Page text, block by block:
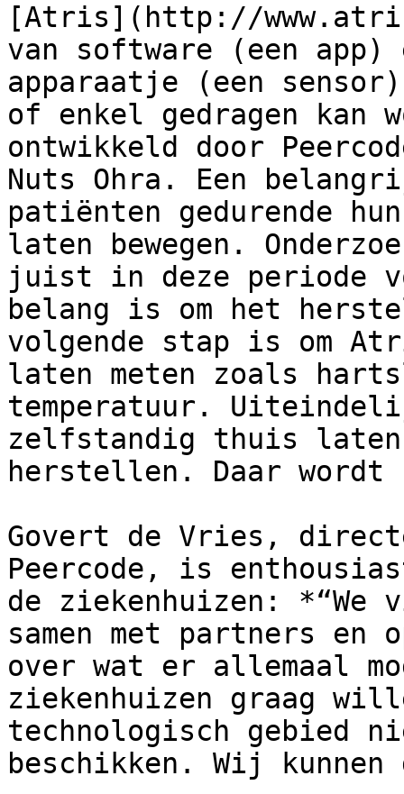
[Atris](http://
van software (een
apparaatje (een
of enkel gedragen kan
ontwikkeld door
Nuts Ohra. Een
patiënten gedurende
laten bewegen.
juist in deze periode
belang is om het
volgende stap is om
laten meten zoals
temperatuur.
zelfstandig thuis
herstellen. Daar wordt
Govert de Vries,
Peercode, is
de ziekenhuizen:
samen met partners en
over wat er allemaal
ziekenhuizen graag
technologisch gebied
beschikken. Wij